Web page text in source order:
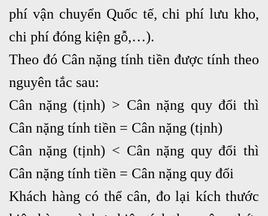
phí vận chuyển Quốc tế, chi phí lưu kho,
chi phí đóng kiện gỗ,…).
Theo đó Cân nặng tính tiền được tính theo
nguyên tắc sau:
Cân nặng (tịnh) > Cân nặng quy đổi thì
Cân nặng tính tiền = Cân nặng (tịnh)
Cân nặng (tịnh) < Cân nặng quy đổi thì
Cân nặng tính tiền = Cân nặng quy đổi
Khách hàng có thể cân, đo lại kích thước